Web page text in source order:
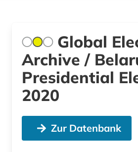
Global
Archive /
Presidential
2020
Zur Datenbank